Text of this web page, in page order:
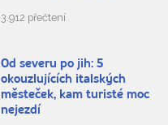
3.912 přečtení
Od severu po jih: 5
okouzlujících italských
městeček, kam turisté moc
nejezdí